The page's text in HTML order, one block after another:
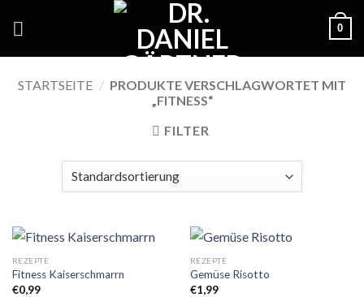
0
STARTSEITE / PRODUKTE VERSCHLAGWORTET MIT
„FITNESS“
FILTER
REZEPTE
Fitness Kaiserschmarrn
€0,99
REZEPTE
Gemüse Risotto
€1,99